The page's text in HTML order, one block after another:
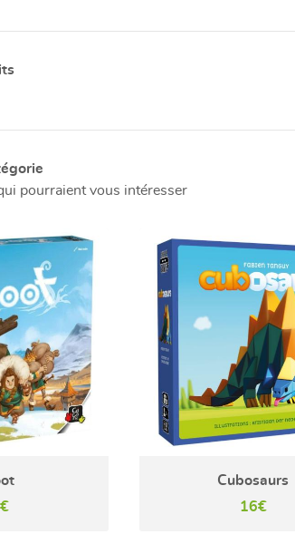
pourraient vous intéresser
Cubosaurs
16€